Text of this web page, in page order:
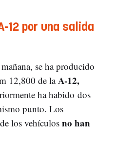
12 por una salida
se ha producido
12,800 de laA-12,
ha habido dos
punto. Los
los vehículos no han